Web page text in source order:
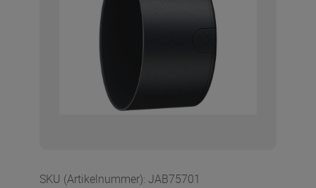
SKU (Artikelnummer): JAB75701